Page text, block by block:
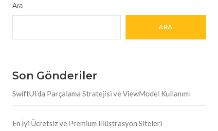
Ara
ARA
Son Gönderiler
SwiftUI’da Parçalama Stratejisi ve ViewModel Kullanımı
En İyi Ücretsiz ve Premium Illüstrasyon Siteleri